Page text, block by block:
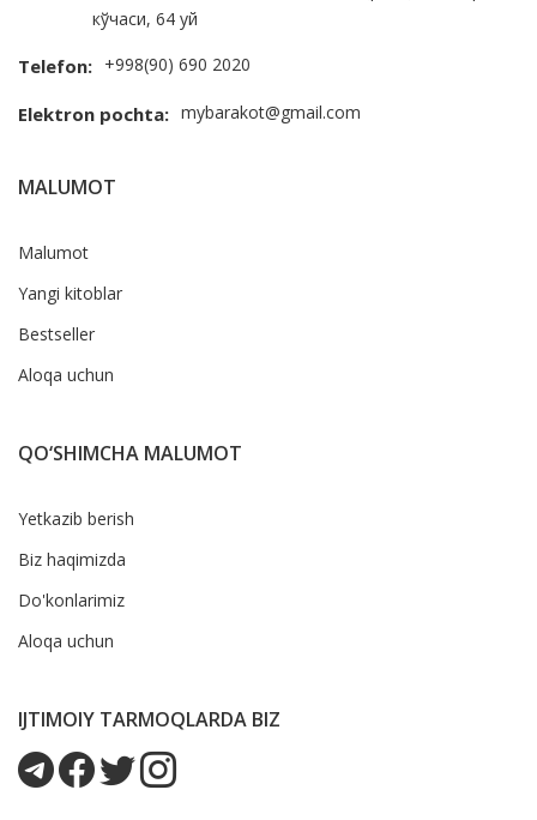
кўчаси, 64 уй
Telefon: +998(90) 690 2020
Elektron pochta: mybarakot@gmail.com
MALUMOT
Malumot
Yangi kitoblar
Bestseller
Aloqa uchun
QO‘SHIMCHA MALUMOT
Yetkazib berish
Biz haqimizda
Do'konlarimiz
Aloqa uchun
IJTIMOIY TARMOQLARDA BIZ